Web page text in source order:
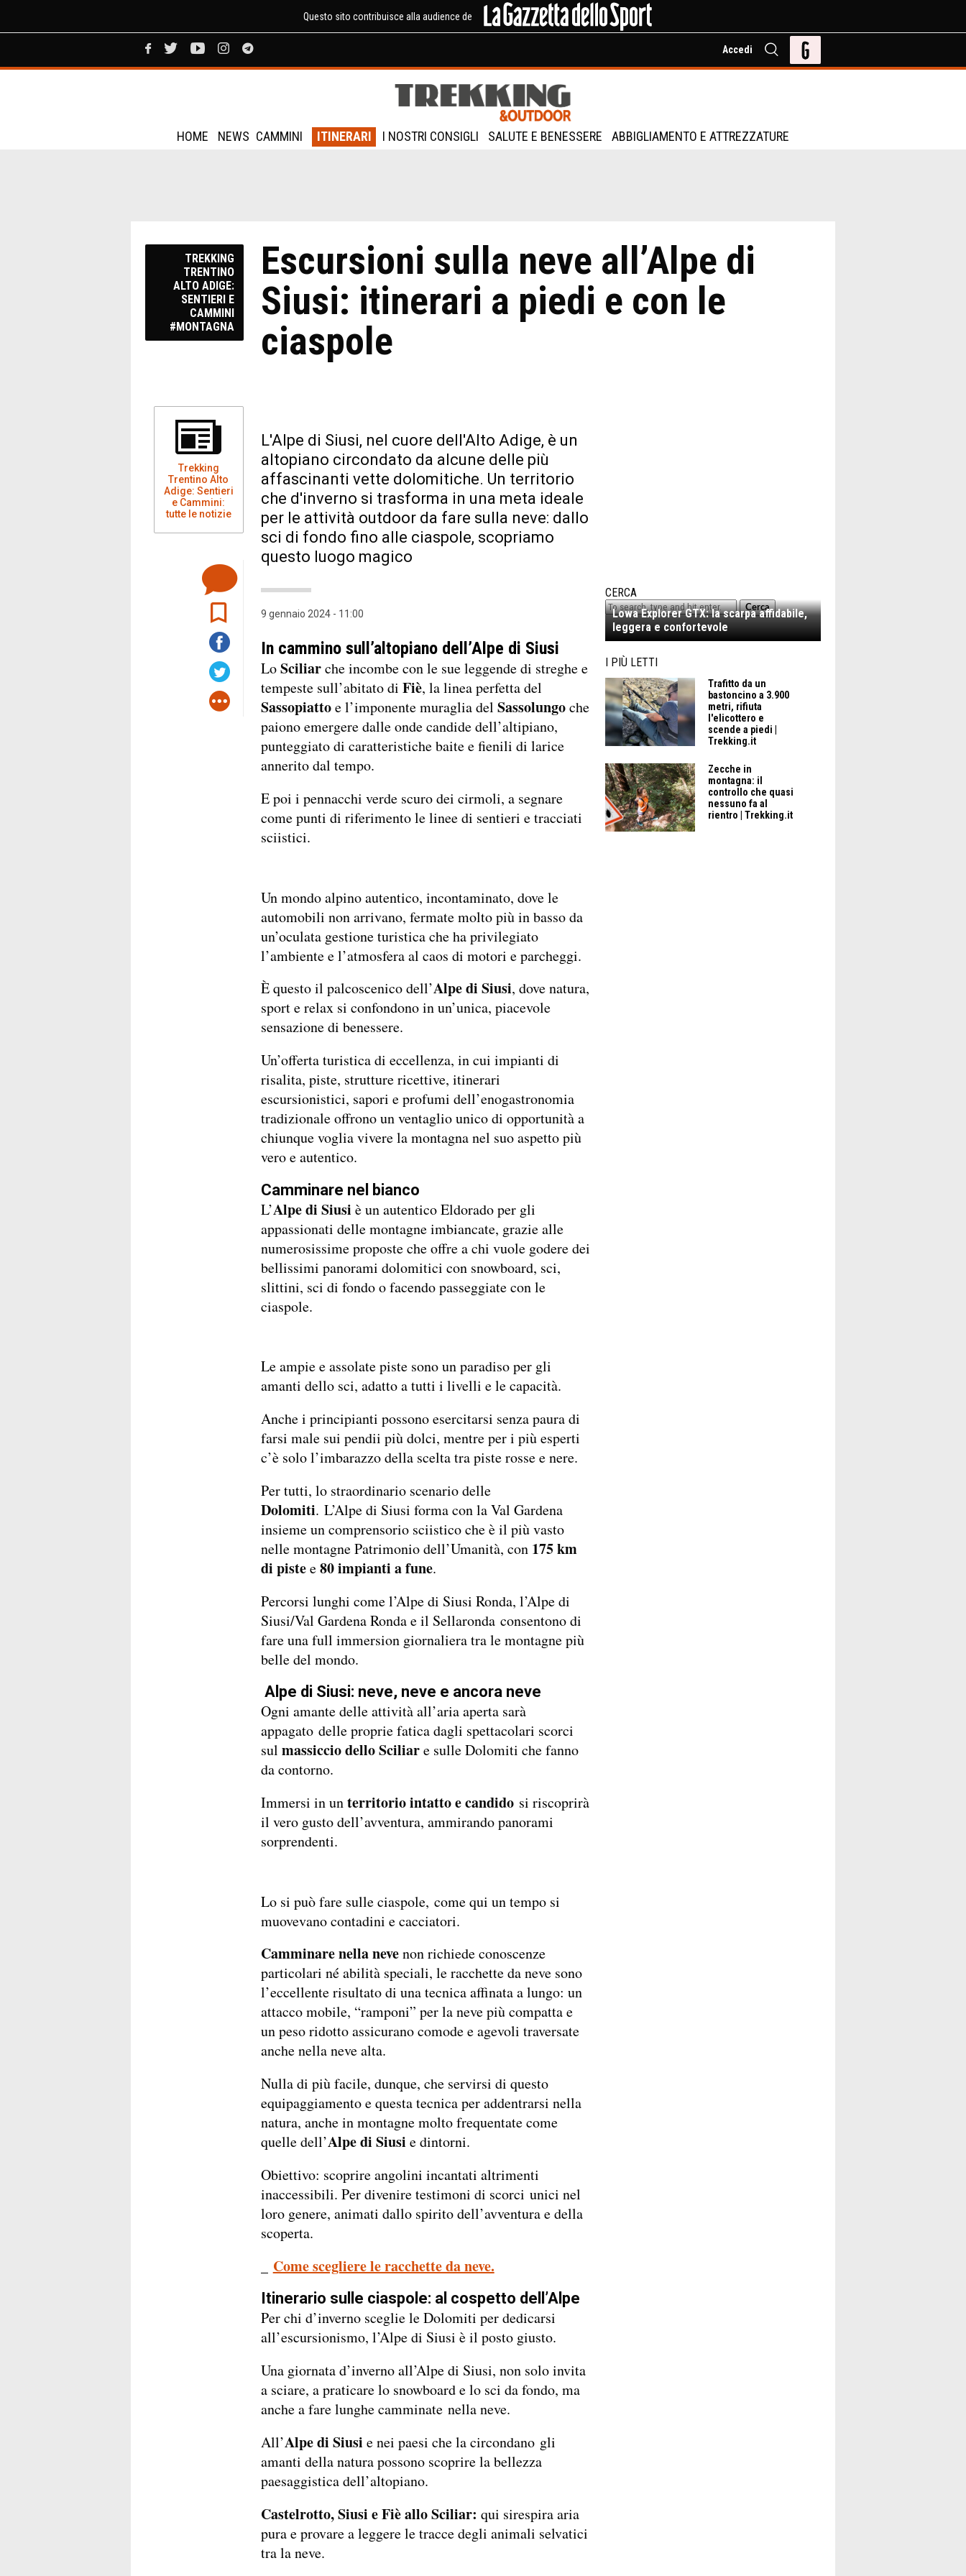
Questo sito contribuisce alla audience de
Accedi
HOME NEWS CAMMINI ITINERARI I NOSTRI CONSIGLI SALUTE E BENESSERE ABBIGLIAMENTO E ATTREZZATURE
TREKKING
TRENTINO
ALTO ADIGE:
SENTIERI E
CAMMINI
#MONTAGNA
Escursioni sulla neve all’Alpe di
Siusi: itinerari a piedi e con le
ciaspole
Trekking
Trentino Alto
Adige: Sentieri
e Cammini:
tutte le notizie
L'Alpe di Siusi, nel cuore dell'Alto Adige, è un
altopiano circondato da alcune delle più
affascinanti vette dolomitiche. Un territorio
che d'inverno si trasforma in una meta ideale
per le attività outdoor da fare sulla neve: dallo
sci di fondo fino alle ciaspole, scopriamo
questo luogo magico
9 gennaio 2024 - 11:00
In cammino sull’altopiano dell’Alpe di Siusi
LoSciliarche incombe con le sue leggende di streghe e
tempeste sull’abitato di Fiè, la linea perfetta del
Sassopiattoe l’imponente muraglia del Sassolungoche
paiono emergere dalle onde candide dell’altipiano,
punteggiato di caratteristiche baite e fienili di larice
annerito dal tempo.
E poi i pennacchi verde scuro dei cirmoli, a segnare
come punti di riferimento le linee di sentieri e tracciati
sciistici.
Un mondo alpino autentico, incontaminato, dove le
automobili non arrivano, fermate molto più in basso da
un’oculata gestione turistica che ha privilegiato
l’ambiente e l’atmosfera al caos di motori e parcheggi.
È questo il palcoscenico dell’Alpe di Siusi, dove natura,
sport e relax si confondono in un’unica, piacevole
sensazione di benessere.
Un’offerta turistica di eccellenza, in cui impianti di
risalita, piste, strutture ricettive, itinerari
escursionistici, sapori e profumi dell’enogastronomia
tradizionale offrono un ventaglio unico di opportunità a
chiunque voglia vivere la montagna nel suo aspetto più
vero e autentico.
Camminare nel bianco
L’Alpe di Siusi è un autentico Eldorado per gli
appassionati delle montagne imbiancate, grazie alle
numerosissime proposte che offre a chi vuole godere dei
bellissimi panorami dolomitici con snowboard, sci,
slittini, sci di fondo o facendo passeggiate con le
ciaspole.
Le ampie e assolate piste sono un paradiso per gli
amanti dello sci, adatto a tutti i livelli e le capacità.
Anche i principianti possono esercitarsi senza paura di
farsi male sui pendii più dolci, mentre per i più esperti
c’è solo l’imbarazzo della scelta tra piste rosse e nere.
Per tutti, lo straordinario scenario delle
Dolomiti. L’Alpe di Siusi forma con la Val Gardena
insieme un comprensorio sciistico che è il più vasto
nelle montagne Patrimonio dell’Umanità, con 175 km
di pistee80 impianti a fune.
Percorsi lunghi come l’Alpe di Siusi Ronda, l’Alpe di
Siusi/Val Gardena Ronda e il Sellaronda consentono di
fare una full immersion giornaliera tra le montagne più
belle del mondo.
Alpe di Siusi: neve, neve e ancora neve
Ogni amante delle attività all’aria aperta sarà
appagato delle proprie fatica dagli spettacolari scorci
sul massiccio dello Sciliare sulle Dolomiti che fanno
da contorno.
Immersi in unterritorio intatto e candido si riscoprirà
il vero gusto dell’avventura, ammirando panorami
sorprendenti.
Lo si può fare sulle ciaspole, come qui un tempo si
muovevano contadini e cacciatori.
Camminare nella nevenon richiede conoscenze
particolari né abilità speciali, le racchette da neve sono
l’eccellente risultato di una tecnica affinata a lungo: un
attacco mobile, “ramponi” per la neve più compatta e
un peso ridotto assicurano comode e agevoli traversate
anche nella neve alta.
Nulla di più facile, dunque, che servirsi di questo
equipaggiamento e questa tecnica per addentrarsi nella
natura, anche in montagne molto frequentate come
quelle dell’Alpe di Siusi e dintorni.
Obiettivo: scoprire angolini incantati altrimenti
inaccessibili. Per divenire testimoni di scorci unici nel
loro genere, animati dallo spirito dell’avventura e della
scoperta.
Come scegliere le racchette da neve.
Itinerario sulle ciaspole: al cospetto dell’Alpe
Per chi d’inverno sceglie le Dolomiti per dedicarsi
all’escursionismo, l’Alpe di Siusi è il posto giusto.
Una giornata d’inverno all’Alpe di Siusi, non solo invita
a sciare, a praticare lo snowboard e lo sci da fondo, ma
anche a fare lunghe camminate nella neve.
All’Alpe di Siusi e nei paesi che la circondano gli
amanti della natura possono scoprire la bellezza
paesaggistica dell’altopiano.
Castelrotto, Siusi e Fiè allo Sciliar: qui sirespira aria
pura e provare a leggere le tracce degli animali selvatici
tra la neve.
CERCA
Cerca
Lowa Explorer GTX: la scarpa affidabile,
leggera e confortevole
I PIÙ LETTI
Trafitto da un
bastoncino a 3.900
metri, rifiuta
l'elicottero e
scende a piedi |
Trekking.it
Zecche in
montagna: il
controllo che quasi
nessuno fa al
rientro | Trekking.it